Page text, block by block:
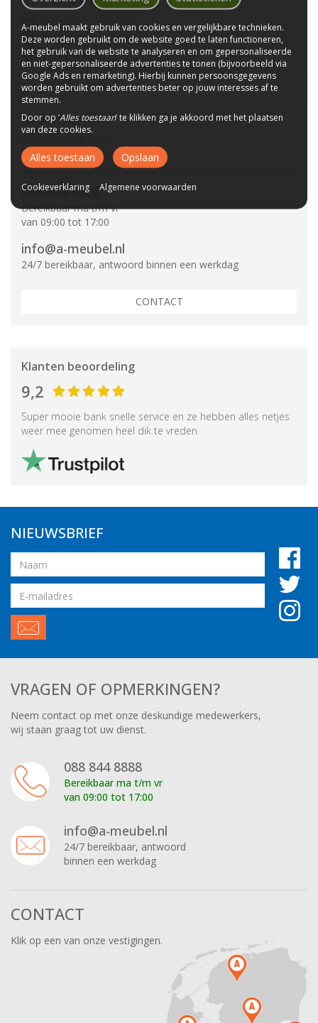
Tot 10 jaar garantie
CBW-Erkend
Hulp of advies?
specialisten.
088 844 8888
Bereikbaar ma t/m vr
van 09:00 tot 17:00
info@a-meubel.nl
24/7 bereikbaar, antwoord binnen een werkdag
CONTACT
Klanten beoordeling
9,2
Super mooie bank snelle service en ze hebben alles netjes
weer mee genomen heel dik te vreden
NIEUWSBRIEF
Naam
Email
adres
VRAGEN OF OPMERKINGEN?
Neem contact op met onze deskundige medewerkers,
wij staan graag tot uw dienst.
088 844 8888
Bereikbaar ma t/m vr
van 09:00 tot 17:00
info@a-meubel.nl
24/7 bereikbaar, antwoord
binnen een werkdag
CONTACT
Klik op een van onze vestigingen.
A-meubel maakt gebruik van cookies en vergelijkbare technieken.
Deze worden gebruikt om de website goed te laten functioneren,
het gebruik van de website te analyseren en om gepersonaliseerde
en niet-gepersonaliseerde advertenties te tonen (bijvoorbeeld via
Google Ads en remarketing). Hierbij kunnen persoonsgegevens
worden gebruikt om advertenties beter op jouw interesses af te
stemmen.
Door op ‘Alles toestaan’ te klikken ga je akkoord met het plaatsen
van deze cookies.
Alles toestaan Opslaan
Cookieverklaring Algemene voorwaarden